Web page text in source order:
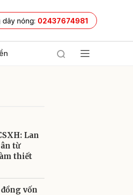
nóng: 02437674981
Lan
từ
thiết
vốn